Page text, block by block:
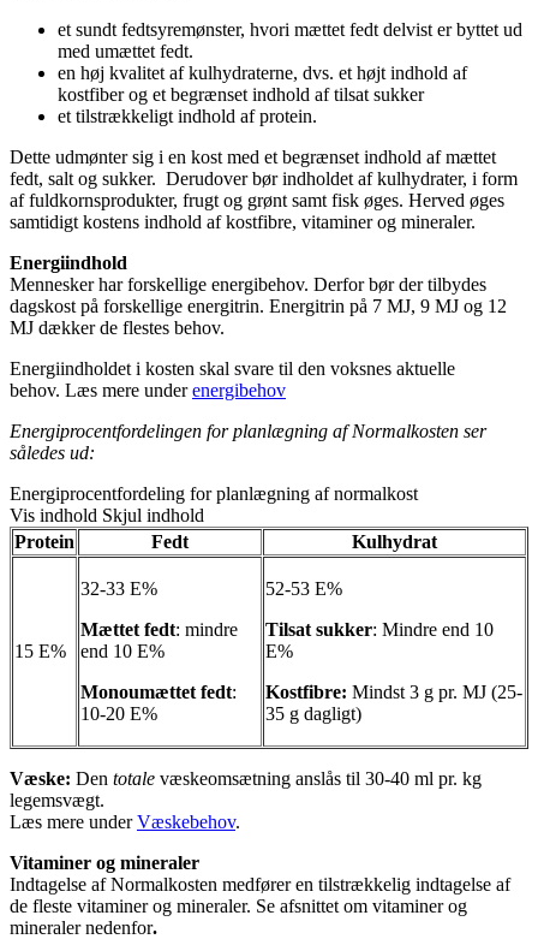
et sundt fedtsyremønster, hvori mættet fedt delvist er byttet ud
med umættet fedt.
en høj kvalitet af kulhydraterne, dvs. et højt indhold af
kostfiber og et begrænset indhold af tilsat sukker
et tilstrækkeligt indhold af protein.
Dette udmønter sig i en kost med et begrænset indhold af mættet
fedt, salt og sukker. Derudover bør indholdet af kulhydrater, i form
af fuldkornsprodukter, frugt og grønt samt fisk øges. Herved øges
samtidigt kostens indhold af kostfibre, vitaminer og mineraler.
Energiindhold
Mennesker har forskellige energibehov. Derfor bør der tilbydes
dagskost på forskellige energitrin. Energitrin på 7 MJ, 9 MJ og 12
MJ dækker de flestes behov.
Energiindholdet i kosten skal svare til den voksnes aktuelle
behov. Læs mere underenergibehov
Energiprocentfordelingen for planlægning af Normalkosten ser
således ud:
Energiprocentfordeling for planlægning af normalkost
Vis indhold Skjul indhold
Protein
Fedt Kulhydrat
15 E%
32-33 E%
Mættet fedt: mindre
end 10 E%
Monoumættet fedt:
10-20 E%
52-53 E%
Tilsat sukker: Mindre end 10
E%
Kostfibre: Mindst 3 g pr. MJ (25-
35 g dagligt)
Væske: Den totale væskeomsætning anslås til 30-40 ml pr. kg
legemsvægt.
Læs mere underVæskebehov.
Vitaminer og mineraler
Indtagelse af Normalkosten medfører en tilstrækkelig indtagelse af
de fleste vitaminer og mineraler. Se afsnittet om vitaminer og
mineraler nedenfor.